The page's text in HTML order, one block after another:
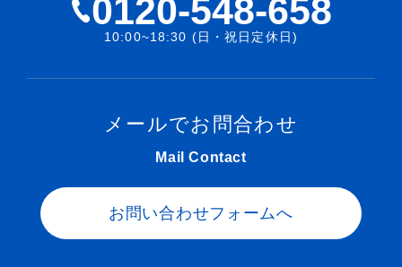
0120-548-658
10:00~18:30 (日・祝日定休日)
メールでお問合わせ
Mail Contact
お問い合わせフォームへ